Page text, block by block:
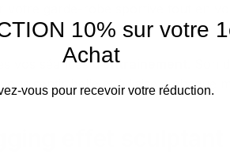
votre garde-robe sportive tout en
vos séances d’entrainement
. Son
sentir belle et à l’aise à chaque
effet sculptant
10% sur votre
Achat
vous pour recevoir votre réduction.